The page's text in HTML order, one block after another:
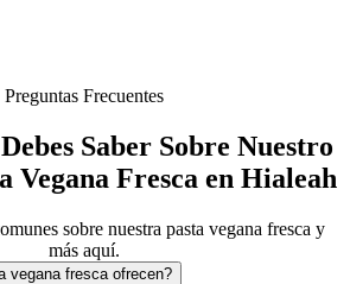
Preguntas Frecuentes
Saber Sobre Nuestro
Vegana Fresca en Hialeah
sobre nuestra pasta vegana fresca y
más aquí.
vegana fresca ofrecen?